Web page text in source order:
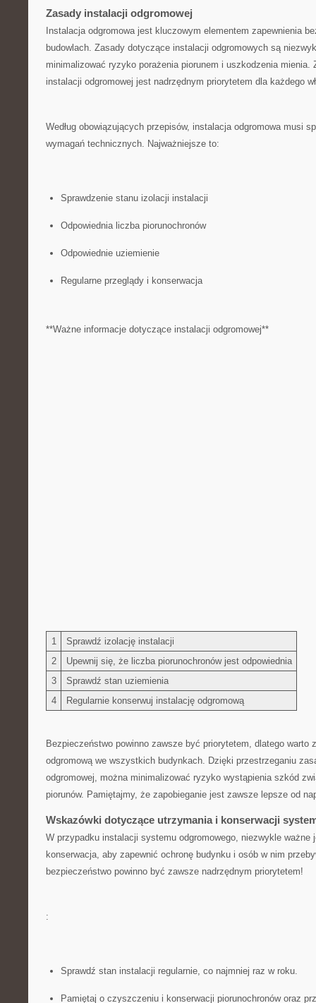
Zasady instalacji odgromowej
Instalacja odgromowa jest kluczowym elementem zapewnienia
budowlach. Zasady⁢ dotyczące instalacji odgromowych są
minimalizować⁣ ryzyko porażenia piorunem i uszkodzenia ‌mienia.
instalacji odgromowej jest nadrzędnym priorytetem dla ⁣każdego
Według obowiązujących przepisów, instalacja odgromowa musi⁣
wymagań technicznych. Najważniejsze to:
Sprawdzenie stanu izolacji instalacji
Odpowiednia liczba piorunochronów
Odpowiednie uziemienie
Regularne przeglądy ⁣i konserwacja
**Ważne informacje dotyczące instalacji odgromowej**
1
Sprawdź izolację⁣ instalacji
2
Upewnij się, że liczba piorunochronów ‍jest odpowiednia
3
Sprawdź stan ⁣uziemienia
4
Regularnie konserwuj instalację odgromową
Bezpieczeństwo powinno zawsze być ​priorytetem, dlatego warto
odgromową we wszystkich budynkach. Dzięki przestrzeganiu
odgromowej, można minimalizować ryzyko⁣ wystąpienia szkód
piorunów. Pamiętajmy, że zapobieganie jest zawsze lepsze od
Wskazówki dotyczące utrzymania i konserwacji
W przypadku instalacji systemu odgromowego,​ niezwykle ważne
konserwacja, aby zapewnić ochronę budynku ⁣i osób w nim
bezpieczeństwo ​powinno być zawsze nadrzędnym priorytetem!
:
Sprawdź stan instalacji ‌regularnie, co najmniej raz w roku.
Pamiętaj‌ o czyszczeniu ‍i konserwacji⁣ piorunochronów oraz